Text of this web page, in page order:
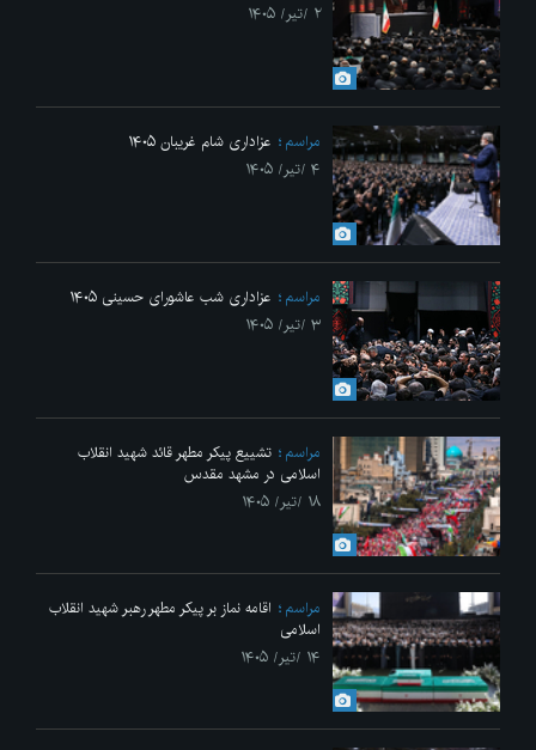
۲ /تیر/ ۱۴۰۵
مراسم
عزاداری شام غریبان ۱۴۰۵
۴ /تیر/ ۱۴۰۵
مراسم
عزاداری شب عاشورای حسینی ۱۴۰۵
۳ /تیر/ ۱۴۰۵
مراسم
تشییع پیکر مطهر قائد شهید انقلاب
اسلامی در مشهد مقدس
۱۸ /تیر/ ۱۴۰۵
مراسم
اقامه نماز بر پیکر مطهر رهبر شهید انقلاب
اسلامی
۱۴ /تیر/ ۱۴۰۵